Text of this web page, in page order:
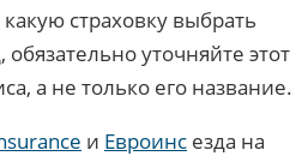
страховку выбрать
уточняйте этот
а не только его название.
и Евроинс езда на